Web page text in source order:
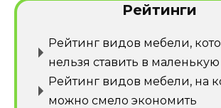
Рейтинги
Рейтинг видов мебели,
нельзя ставить в
Рейтинг видов мебели, на
можно смело экономить